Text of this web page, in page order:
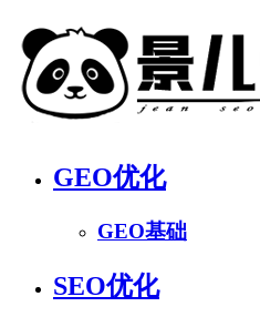
GEO优化
GEO基础
SEO优化